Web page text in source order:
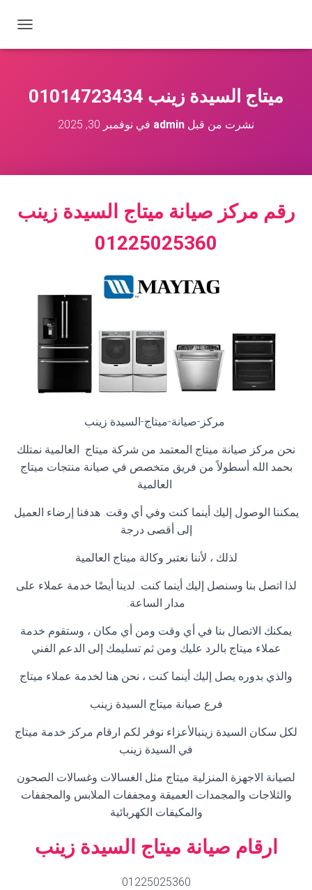
ب
ميتاج السيدة زينب 01014723434
نشرت من قبل admin في نوفمبر 30, 2025
رقم مركز صيانة ميتاج السيدة زينب
01225025360
مركز-صيانة-ميتاج-السيدة زينب
نحن مركز صيانة ميتاج المعتمد من شركة ميتاج العالمية نمتلك
بحمد الله أسطولاً من فريق متخصص في صيانة منتجات ميتاج
العالمية
يمكننا الوصول إليك أينما كنت وفي أي وقت. هدفنا إرضاء العميل
إلى أقصى درجة
لذلك ، لأننا نعتبر وكالة ميتاج العالمية
لذا اتصل بنا وسنصل إليك أينما كنت. لدينا أيضًا خدمة عملاء على
مدار الساعة.
يمكنك الاتصال بنا في أي وقت ومن أي مكان ، وستقوم خدمة
عملاء ميتاج بالرد عليك ومن ثم تسليمك إلى الدعم الفني
والذي بدوره يصل إليك أينما كنت ، نحن هنا لخدمة عملاء ميتاج
فرع صيانة ميتاج السيدة زينب
لكل سكان السيدة زينبالأعزاء نوفر لكم ارقام مركز خدمة ميتاج
في السيدة زينب
لصيانة الاجهزة المنزلية ميتاج مثل الغسالات وغسالات الصحون
والثلاجات والمجمدات العميقة ومجففات الملابس والمجففات
والمكيفات الكهربائية
ارقام صيانة ميتاج السيدة زينب
01225025360